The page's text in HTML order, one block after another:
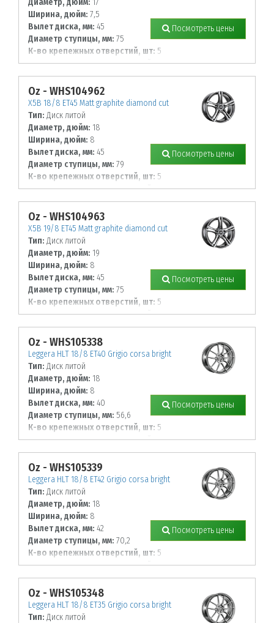
Ширина, дюйм: 7,5
Вылет диска, мм: 45
Диаметр ступицы, мм: 75
К-во крепежных отверстий, шт: 5
Диаметр располож. отверстий, мм:
108
Посмотреть цены
Oz - WHS104962
X5B 18/8 ET45 Matt graphite diamond cut
Тип: Диск литой
Диаметр, дюйм: 18
Ширина, дюйм: 8
Вылет диска, мм: 45
Диаметр ступицы, мм: 79
К-во крепежных отверстий, шт: 5
Диаметр располож. отверстий, мм:
120
Посмотреть цены
Oz - WHS104963
X5B 19/8 ET45 Matt graphite diamond cut
Тип: Диск литой
Диаметр, дюйм: 19
Ширина, дюйм: 8
Вылет диска, мм: 45
Диаметр ступицы, мм: 75
К-во крепежных отверстий, шт: 5
Диаметр располож. отверстий, мм:
108
Посмотреть цены
Oz - WHS105338
Leggera HLT 18/8 ET40 Grigio corsa bright
Тип: Диск литой
Диаметр, дюйм: 18
Ширина, дюйм: 8
Вылет диска, мм: 40
Диаметр ступицы, мм: 56,6
К-во крепежных отверстий, шт: 5
Диаметр располож. отверстий, мм:
105
Посмотреть цены
Oz - WHS105339
Leggera HLT 18/8 ET42 Grigio corsa bright
Тип: Диск литой
Диаметр, дюйм: 18
Ширина, дюйм: 8
Вылет диска, мм: 42
Диаметр ступицы, мм: 70,2
К-во крепежных отверстий, шт: 5
Диаметр располож. отверстий, мм:
115
Посмотреть цены
Oz - WHS105348
Leggera HLT 18/8 ET35 Grigio corsa bright
Тип: Диск литой